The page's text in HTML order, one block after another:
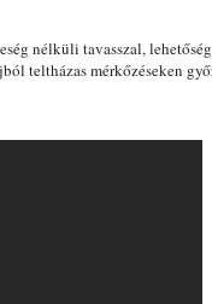
nélküli tavasszal,
teltházas mérkőzéseken